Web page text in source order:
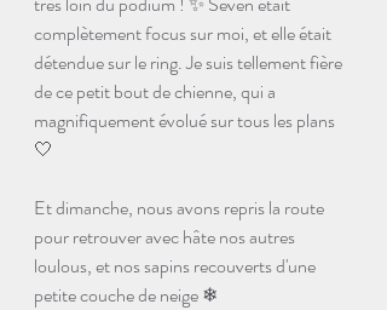
complètement focus sur moi, et elle était
détendue sur le ring. Je suis tellement fière
de ce petit bout de chienne, qui a
magnifiquement évolué sur tous les plans
🤍
Et dimanche, nous avons repris la route
pour retrouver avec hâte nos autres
loulous, et nos sapins recouverts d'une
petite couche de neige ❄